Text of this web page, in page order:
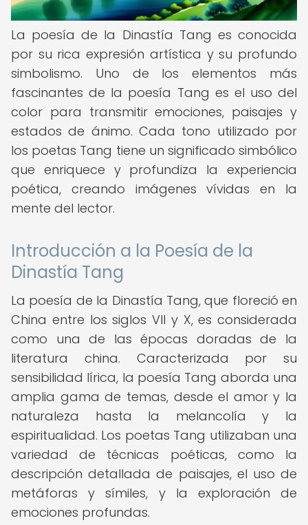
La poesía de la Dinastía Tang es conocida
por su rica expresión artística y su profundo
simbolismo. Uno de los elementos más
fascinantes de la poesía Tang es el uso del
color para transmitir emociones, paisajes y
estados de ánimo. Cada tono utilizado por
los poetas Tang tiene un significado simbólico
que enriquece y profundiza la experiencia
poética, creando imágenes vívidas en la
mente del lector.
Introducción a la Poesía de la
Dinastía Tang
La poesía de la Dinastía Tang, que floreció en
China entre los siglos VII y X, es considerada
como una de las épocas doradas de la
literatura china. Caracterizada por su
sensibilidad lírica, la poesía Tang aborda una
amplia gama de temas, desde el amor y la
naturaleza hasta la melancolía y la
espiritualidad. Los poetas Tang utilizaban una
variedad de técnicas poéticas, como la
descripción detallada de paisajes, el uso de
metáforas y símiles, y la exploración de
emociones profundas.